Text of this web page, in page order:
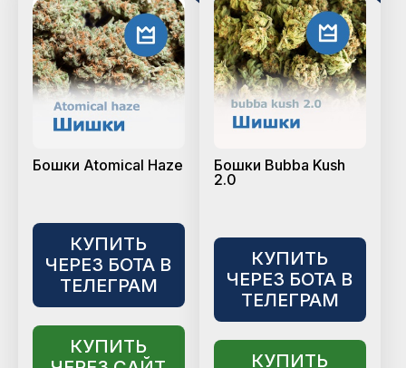
Бошки Atomical Haze
КУПИТЬ
ЧЕРЕЗ БОТА В
ТЕЛЕГРАМ
КУПИТЬ
Бошки Bubba Kush
2.0
КУПИТЬ
ЧЕРЕЗ БОТА В
ТЕЛЕГРАМ
КУПИТЬ